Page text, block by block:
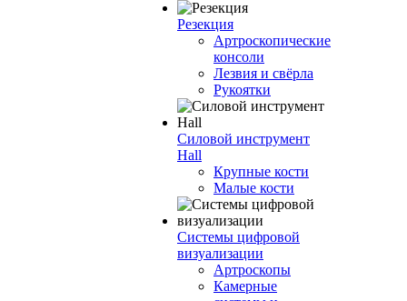
Резекция
Артроскопические
консоли
Лезвия и свёрла
Рукоятки
Силовой инструмент
Hall
Крупные кости
Малые кости
Системы цифровой
визуализации
Артроскопы
Камерные